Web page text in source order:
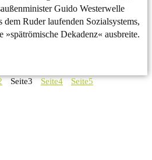
Guido Westerwelle
dem Ruder laufenden Sozialsystems,
»spätrömische Dekadenz« ausbreite.
Seite3 Seite4 Seite5